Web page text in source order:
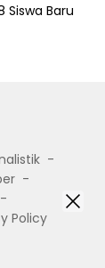
Siswa Baru
Policy